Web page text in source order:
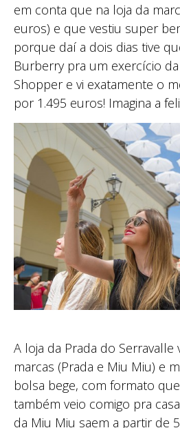
em conta que na loja da
euros) e que vestiu super
porque daí a dois dias tive
Burberry pra um exercício
Shopper e vi exatamente o
por 1.495 euros! Imagina a
A loja da Prada do Serravalle
marcas (Prada e Miu Miu) e
bolsa bege, com formato
também veio comigo pra
da Miu Miu saem a partir de